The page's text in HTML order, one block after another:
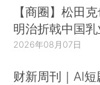
【商圈】松田
明治折戟中国乳
2026年08月07日
财新周刊｜AI